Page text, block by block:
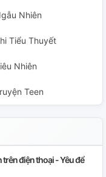
Nhiên
Tiểu Thuyết
Nhiên
Teen
điện thoại - Yêu để